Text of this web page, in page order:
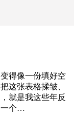
得像一份填好空
这张表格揉皱、
就是我这些年反
一个…